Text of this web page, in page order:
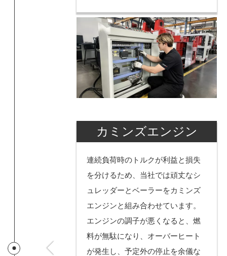
カミンズエンジン
連続負荷時のトルクが利益と損失
を分けるため、当社では頑丈なシ
ュレッダーとベーラーをカミンズ
エンジンと組み合わせています。
エンジンの調子が悪くなると、燃
料が無駄になり、オーバーヒート
が発生し、予定外の停止を余儀な